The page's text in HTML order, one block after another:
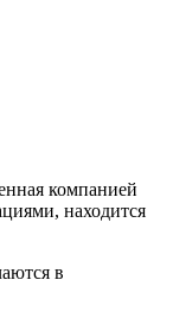
компанией
находится
в